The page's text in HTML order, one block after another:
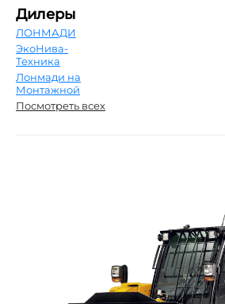
Дилеры
ЛОНМАДИ
ЭкоНива-
Техника
Лонмади на
Монтажной
Посмотреть всех